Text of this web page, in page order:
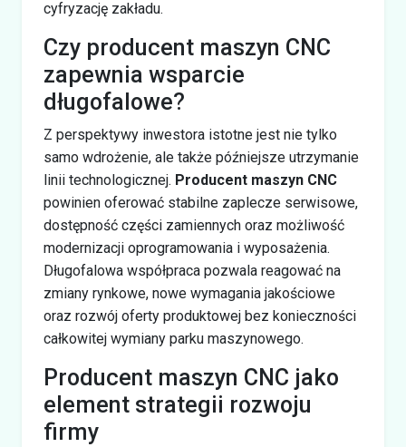
cyfryzację zakładu.
Czy producent maszyn CNC
zapewnia wsparcie
długofalowe?
Z perspektywy inwestora istotne jest nie tylko
samo wdrożenie, ale także późniejsze utrzymanie
linii technologicznej. Producent maszyn CNC
powinien oferować stabilne zaplecze serwisowe,
dostępność części zamiennych oraz możliwość
modernizacji oprogramowania i wyposażenia.
Długofalowa współpraca pozwala reagować na
zmiany rynkowe, nowe wymagania jakościowe
oraz rozwój oferty produktowej bez konieczności
całkowitej wymiany parku maszynowego.
Producent maszyn CNC jako
element strategii rozwoju
firmy